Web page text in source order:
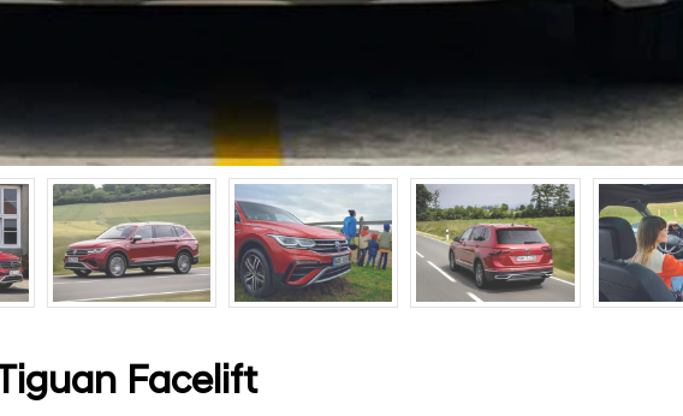
Facelift